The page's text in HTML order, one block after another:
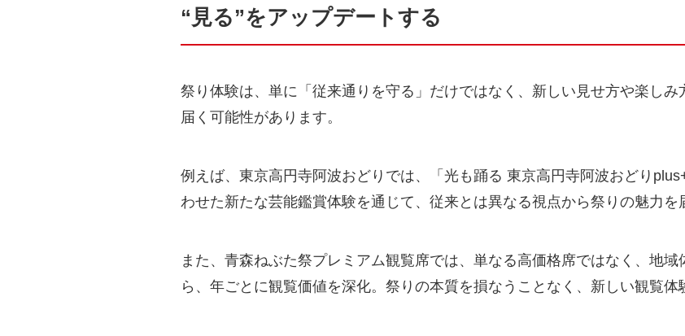
“見る”をアップデートする
祭り体験は、単に「従来通りを守る」だけではなく、新しい見せ方や楽し
届く可能性があります。
例えば、東京高円寺阿波おどりでは、「光も踊る 東京高円寺阿波おどり
わせた新たな芸能鑑賞体験を通じて、従来とは異なる視点から祭りの魅力を
また、青森ねぶた祭プレミアム観覧席では、単なる高価格席ではなく、地
ら、年ごとに観覧価値を深化。祭りの本質を損なうことなく、新しい観覧体